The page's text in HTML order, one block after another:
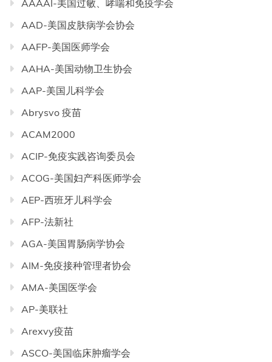
AAAAI-美国过敏、哮喘和免疫学会
AAD-美国皮肤病学会协会
AAFP-美国医师学会
AAHA-美国动物卫生协会
AAP-美国儿科学会
Abrysvo 疫苗
ACAM2000
ACIP-免疫实践咨询委员会
ACOG-美国妇产科医师学会
AEP-西班牙儿科学会
AFP-法新社
AGA-美国胃肠病学协会
AIM-免疫接种管理者协会
AMA-美国医学会
AP-美联社
Arexvy疫苗
ASCO-美国临床肿瘤学会